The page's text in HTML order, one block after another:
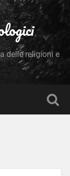
delle religioni e